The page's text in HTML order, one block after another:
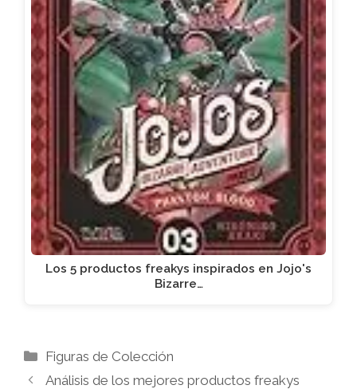
Los 5 productos freakys inspirados en Jojo's
Bizarre…
Categorías
Figuras de Colección
Análisis de los mejores productos freakys